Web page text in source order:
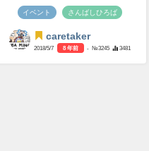
イベント さんばしひろば
caretaker
2018/5/7 8 年前 - №3245 3481